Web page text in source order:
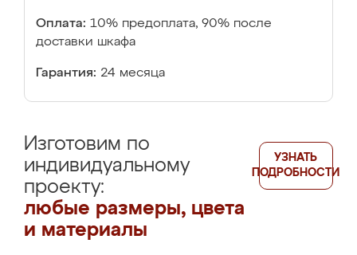
Оплата: 10% предоплата, 90% после
доставки шкафа
Гарантия: 24 месяца
Изготовим по
индивидуальному
проекту:
любые размеры, цвета
и материалы
УЗНАТЬ
ПОДРОБНОСТИ